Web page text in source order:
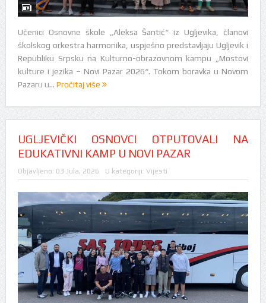
Učenici Osnovne škole „Aleksa Šantić“ iz Ugljevika, članovi
školskog orkestra harmonika, uspješno predstavljaju Ugljevik i
Republiku Srpsku na Kulturno-obrazovnom kampu „Mostovi
kulture i jezika – Novi Pazar 2026“. Tokom boravka u Novom
Pazaru u... Pročitaj više
UGLJEVIČKI OSNOVCI OTPUTOVALI NA
EDUKATIVNI KAMP U NOVI PAZAR
Objavljeno: 03 Jula, 2026 U kategoriji: Vijesti